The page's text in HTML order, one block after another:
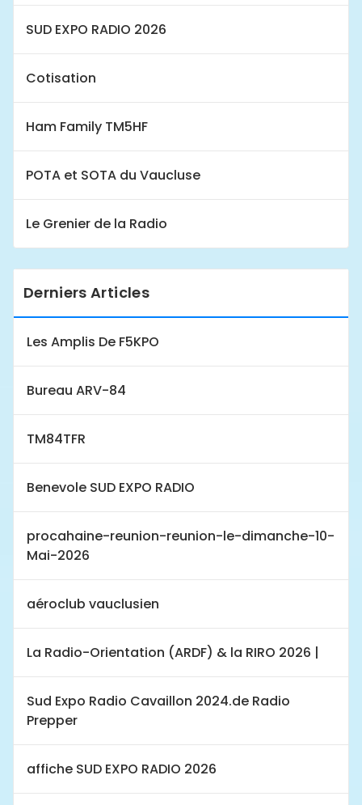
SUD EXPO RADIO 2026
Cotisation
Ham Family TM5HF
POTA et SOTA du Vaucluse
Le Grenier de la Radio
Derniers Articles
Les Amplis De F5KPO
Bureau ARV-84
TM84TFR
Benevole SUD EXPO RADIO
procahaine-reunion-reunion-le-dimanche-10-
Mai-2026
aéroclub vauclusien
La Radio-Orientation (ARDF) & la RIRO 2026 |
Sud Expo Radio Cavaillon 2024.de Radio
Prepper
affiche SUD EXPO RADIO 2026